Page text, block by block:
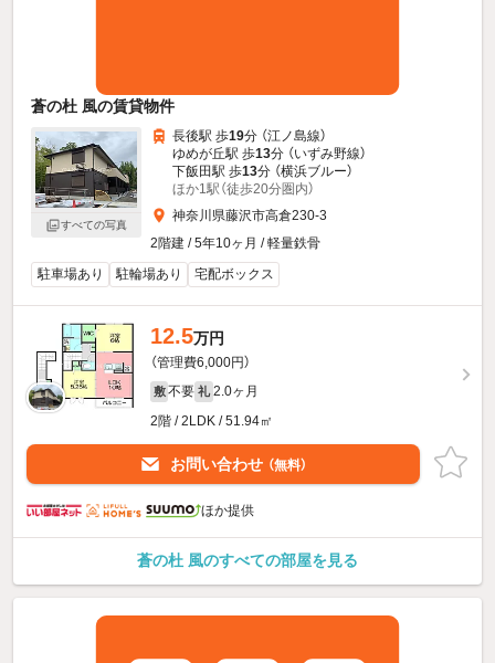
蒼の杜 風の賃貸物件
すべての写真
長後駅 歩19分 （江ノ島線）
ゆめが丘駅 歩13分 （いずみ野線）
下飯田駅 歩13分 （横浜ブルー）
ほか1駅（徒歩20分圏内）
神奈川県藤沢市高倉230-3
2階建 / 5年10ヶ月 / 軽量鉄骨
駐車場あり
駐輪場あり 宅配ボックス
12.5万円
（管理費6,000円）
敷 不要 礼 2.0ヶ月
2階 / 2LDK / 51.94㎡
お問い合わせ （無料）
ほか提供
蒼の杜 風のすべての部屋を見る